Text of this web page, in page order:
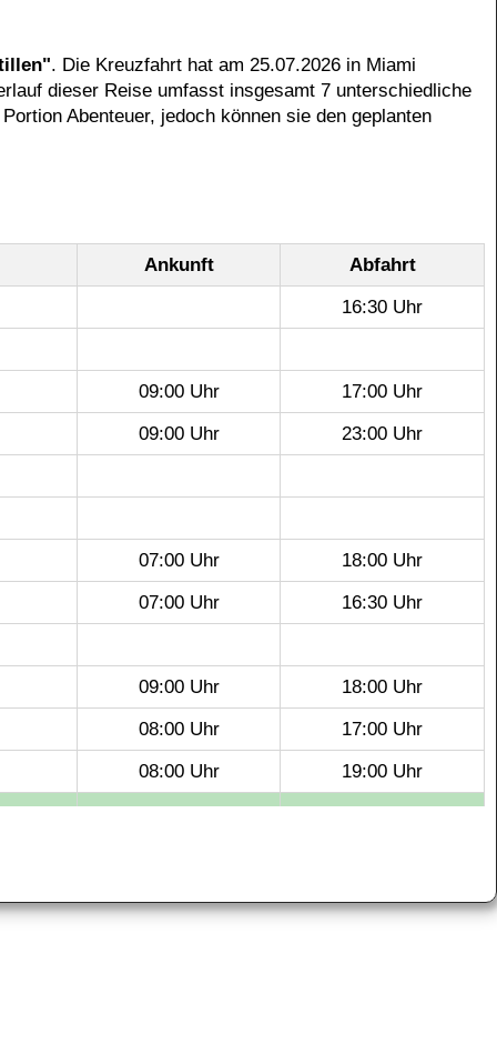
. Die Kreuzfahrt hat am 25.07.2026 in Miami
dieser Reise umfasst insgesamt 7 unterschiedliche
Abenteuer, jedoch können sie den geplanten
Ankunft
Abfahrt
16:30 Uhr
09:00 Uhr
17:00 Uhr
09:00 Uhr
23:00 Uhr
07:00 Uhr
18:00 Uhr
07:00 Uhr
16:30 Uhr
09:00 Uhr
18:00 Uhr
08:00 Uhr
17:00 Uhr
08:00 Uhr
19:00 Uhr
07:00 Uhr